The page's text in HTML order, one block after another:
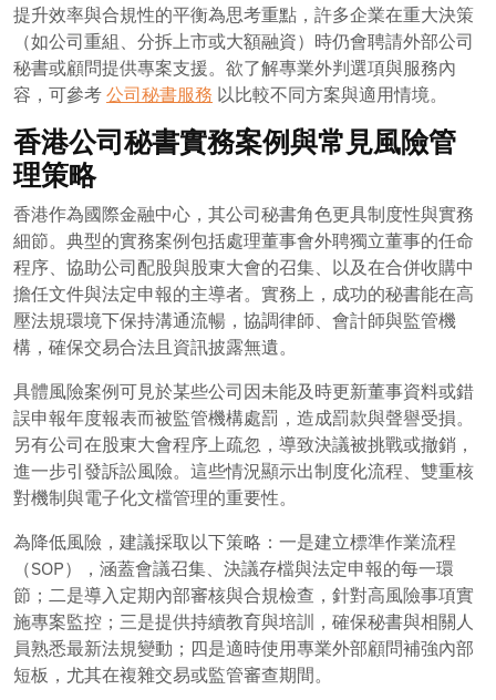
提升效率與合規性的平衡為思考重點，許多企業在重大決策
（如公司重組、分拆上市或大額融資）時仍會聘請外部公司
秘書或顧問提供專案支援。欲了解專業外判選項與服務內
容，可參考 公司秘書服務 以比較不同方案與適用情境。
香港公司秘書實務案例與常見風險管
理策略
香港作為國際金融中心，其公司秘書角色更具制度性與實務
細節。典型的實務案例包括處理董事會外聘獨立董事的任命
程序、協助公司配股與股東大會的召集、以及在合併收購中
擔任文件與法定申報的主導者。實務上，成功的秘書能在高
壓法規環境下保持溝通流暢，協調律師、會計師與監管機
構，確保交易合法且資訊披露無遺。
具體風險案例可見於某些公司因未能及時更新董事資料或錯
誤申報年度報表而被監管機構處罰，造成罰款與聲譽受損。
另有公司在股東大會程序上疏忽，導致決議被挑戰或撤銷，
進一步引發訴訟風險。這些情況顯示出制度化流程、雙重核
對機制與電子化文檔管理的重要性。
為降低風險，建議採取以下策略：一是建立標準作業流程
（SOP），涵蓋會議召集、決議存檔與法定申報的每一環
節；二是導入定期內部審核與合規檢查，針對高風險事項實
施專案監控；三是提供持續教育與培訓，確保秘書與相關人
員熟悉最新法規變動；四是適時使用專業外部顧問補強內部
短板，尤其在複雜交易或監管審查期間。